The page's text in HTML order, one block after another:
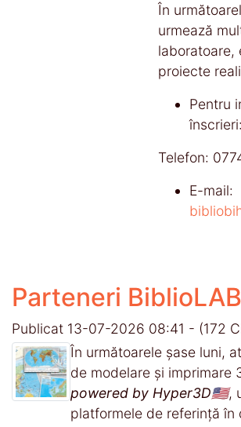
În
urmează
laboratoare,
proiecte
Pentru
înscrieri:
Telefon:
E-mail:
Parteneri BiblioLAB
Publicat 13-07-2026 08:41 - (172
În următoarele șase luni,
de modelare și imprimare
powered by Hyper3D🇺🇸,
platformele de referință în